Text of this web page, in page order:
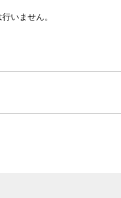
いません。